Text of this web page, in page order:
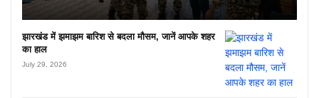
झारखंड में झमाझम बारिश से बदला मौसम, जानें आपके शहर
का हाल
July 29, 2026